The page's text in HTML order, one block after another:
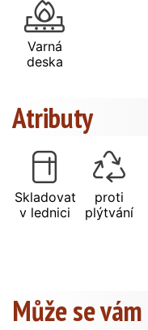
Varná
deska
Atributy
Skladovat
v lednici
proti
plýtvání
Může se